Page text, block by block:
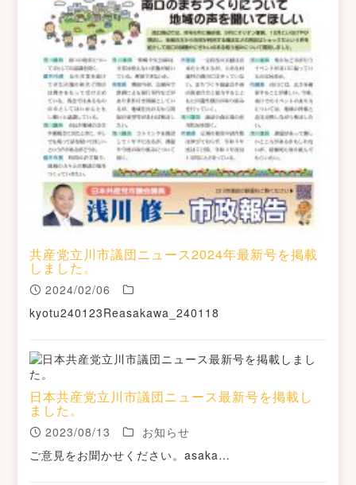
共産党立川市議団ニュース2024年最新号を掲載
しました。
2024/02/06
kyotu240123Reasakawa_240118
日本共産党立川市議団ニュース最新号を掲載し
ました。
2023/08/13
お知らせ
ご意見をお聞かせください。asaka…